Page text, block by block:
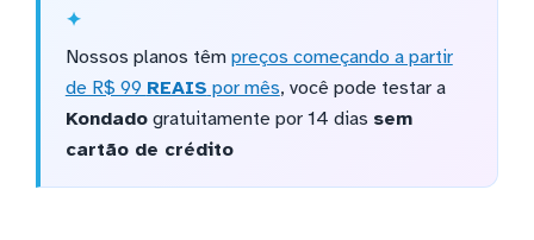
Nossos planos têm preços começando a partir
de R$ 99 REAIS por mês, você pode testar a
Kondadogratuitamente por 14 dias sem
cartão de crédito